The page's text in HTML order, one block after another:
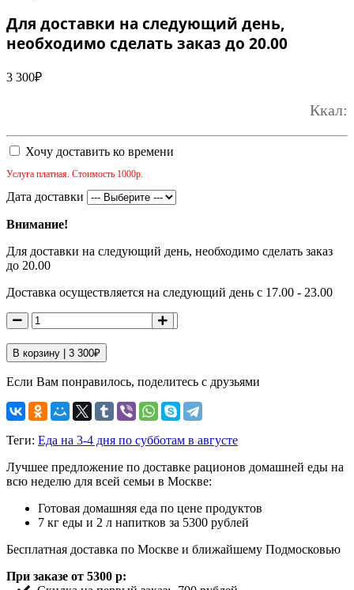
Для доставки на следующий день,
необходимо сделать заказ до 20.00
3 300₽
Ккал:
Хочу доставить ко времени
Услуга платная. Стоимость 1000р.
Дата доставки
Внимание!
Для доставки на следующий день, необходимо сделать заказ
до 20.00
Доставка осуществляется на следующий день с 17.00 - 23.00
В корзину | 3 300₽
Если Вам понравилось, поделитесь с друзьями
Теги: Еда на 3-4 дня по субботам в августе
Лучшее предложение по доставке рационов домашней еды на
всю неделю для всей семьи в Москве:
Готовая домашняя еда по цене продуктов
7 кг еды и 2 л напитков за 5300 рублей
Бесплатная доставка по Москве и ближайшему Подмосковью
При заказе от 5300 р: